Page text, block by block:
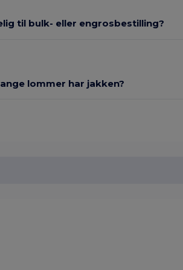
til bulk- eller engrosbestilling?
lommer har jakken?